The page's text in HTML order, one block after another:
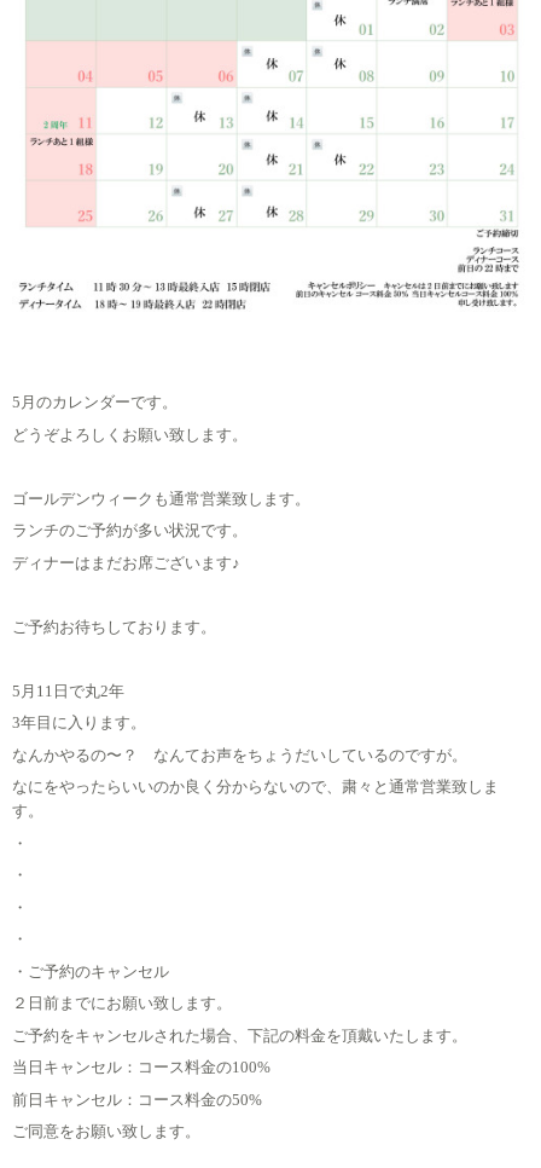
5月のカレンダーです。
どうぞよろしくお願い致します。
ゴールデンウィークも通常営業致します。
ランチのご予約が多い状況です。
ディナーはまだお席ございます♪
ご予約お待ちしております。
5月11日で丸2年
3年目に入ります。
なんかやるの〜？ なんてお声をちょうだいしているのですが。
なにをやったらいいのか良く分からないので、粛々と通常営業致しま
す。
・
・
・
・
・ご予約のキャンセル
２日前までにお願い致します。
ご予約をキャンセルされた場合、下記の料金を頂戴いたします。
当日キャンセル：コース料金の100%
前日キャンセル：コース料金の50%
ご同意をお願い致します。